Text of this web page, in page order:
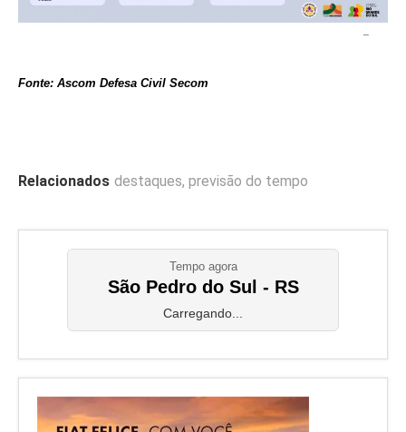
–
Fonte: Ascom Defesa Civil Secom
Relacionados destaques, previsão do tempo
Tempo agora
São Pedro do Sul - RS
Carregando...